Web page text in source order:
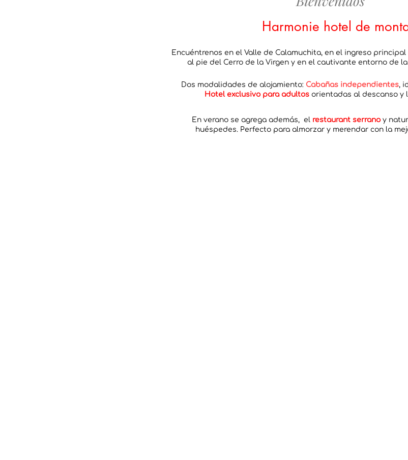
Harmonie hotel de
Encuéntrenos en el Valle de Calamuchita, en el ingreso principal
al pie del Cerro de la Virgen y en el cautivante entorno de
Dos modalidades de alojamiento: Cabañas independientes,
Hotel exclusivo para adultos orientadas al descanso y
En verano se agrega además, el restaurant serranoy
huéspedes. Perfecto para almorzar y merendar con la